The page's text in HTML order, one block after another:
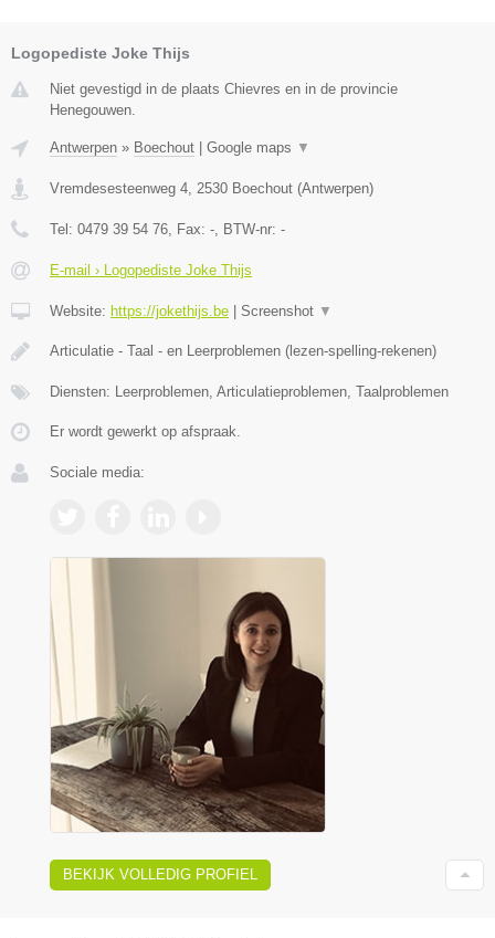
Logopediste Joke Thijs
Niet gevestigd in de plaats Chievres en in de provincie
Henegouwen.
Antwerpen » Boechout | Google maps ▼
Vremdesesteenweg 4 2530 Boechout (Antwerpen)
Tel: 0479 39 54 76 , Fax: - , BTW-nr: -
E-mail › Logopediste Joke Thijs
Website: https://jokethijs.be | Screenshot ▼
Articulatie - Taal - en Leerproblemen (lezen-spelling-rekenen)
Diensten: Leerproblemen, Articulatieproblemen, Taalproblemen
Er wordt gewerkt op afspraak.
Sociale media:
BEKIJK VOLLEDIG PROFIEL